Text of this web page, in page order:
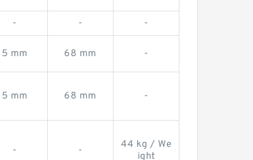
- - -
5 mm 68 mm -
5 mm 68 mm -
- -
44 kg / We
ight